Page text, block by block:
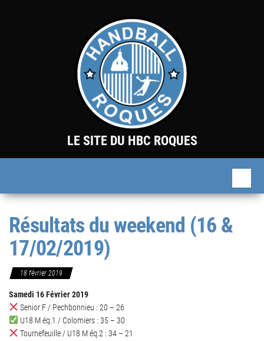
LE SITE DU HBC ROQUES
Résultats du weekend (16 &
17/02/2019)
18 février 2019
Samedi 16 Février 2019
Senior F / Pechbonnieu : 20 – 26
U18 M éq.1 / Colomiers : 35 – 30
Tournefeuille / U18 M éq.2 : 34 – 21